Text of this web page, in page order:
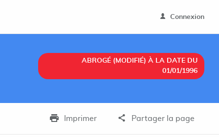
Connexion
ABROGÉ (MODIFIÉ) À LA DATE DU
01/01/1996
Imprimer Partager la page